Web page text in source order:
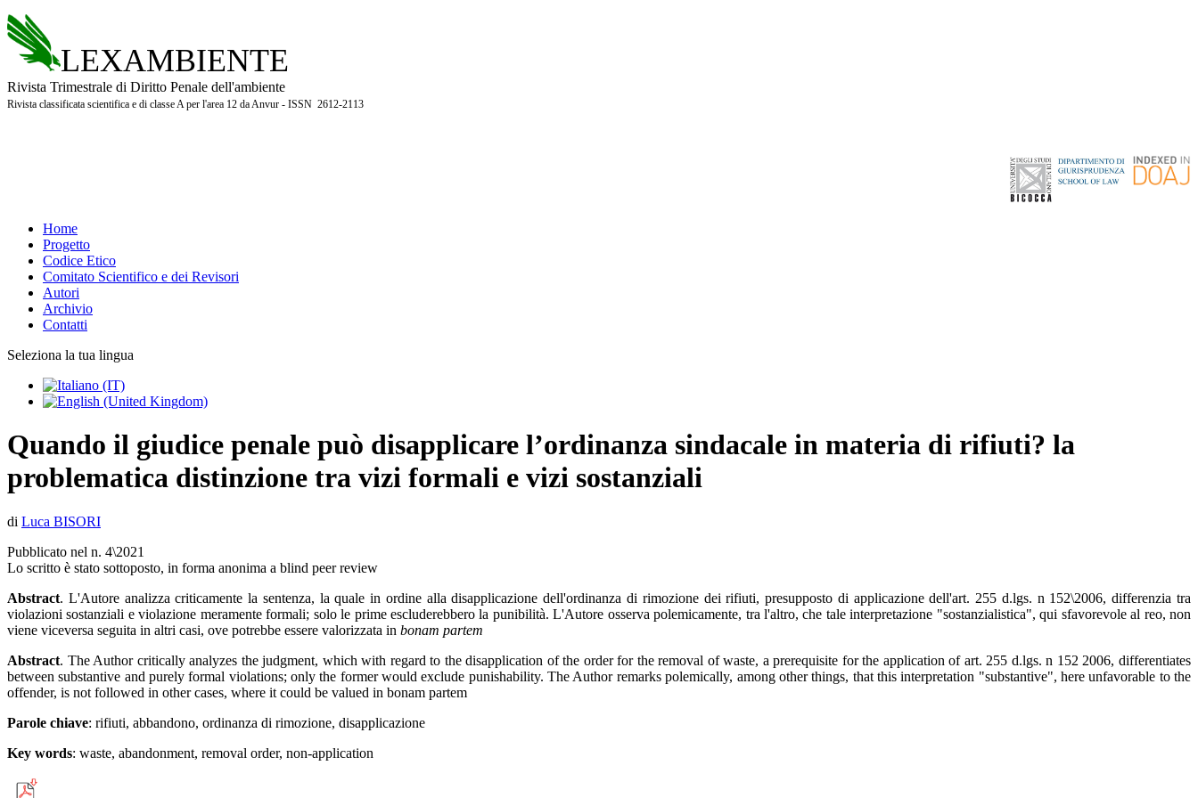
LEXAMBIENTE
Rivista Trimestrale di Diritto Penale dell'ambiente
Rivista classificata scientifica e di classe A per l'area 12 da Anvur - ISSN 2612-2113
Home
Progetto
Codice Etico
Comitato Scientifico e dei Revisori
Autori
Archivio
Contatti
Seleziona la tua lingua
Quando il giudice penale può disapplicare l’ordinanza sindacale in materia di rifiuti? la
problematica distinzione tra vizi formali e vizi sostanziali
di Luca BISORI
Pubblicato nel n. 4\2021
Lo scritto è stato sottoposto, in forma anonima a blind peer review
Abstract. L'Autore analizza criticamente la sentenza, la quale in ordine alla disapplicazione dell'ordinanza di rimozione dei rifiuti, presupposto di applicazione dell'art. 255 d.lgs. n 152\2006, differenzia tra
violazioni sostanziali e violazione meramente formali; solo le prime escluderebbero la punibilità. L'Autore osserva polemicamente, tra l'altro, che tale interpretazione "sostanzialistica", qui sfavorevole al reo, non
viene viceversa seguita in altri casi, ove potrebbe essere valorizzata in bonam partem
Abstract. The Author critically analyzes the judgment, which with regard to the disapplication of the order for the removal of waste, a prerequisite for the application of art. 255 d.lgs. n 152 2006, differentiates
between substantive and purely formal violations; only the former would exclude punishability. The Author remarks polemically, among other things, that this interpretation "substantive", here unfavorable to the
offender, is not followed in other cases, where it could be valued in bonam partem
Parole chiave: rifiuti, abbandono, ordinanza di rimozione, disapplicazione
Key words: waste, abandonment, removal order, non-application